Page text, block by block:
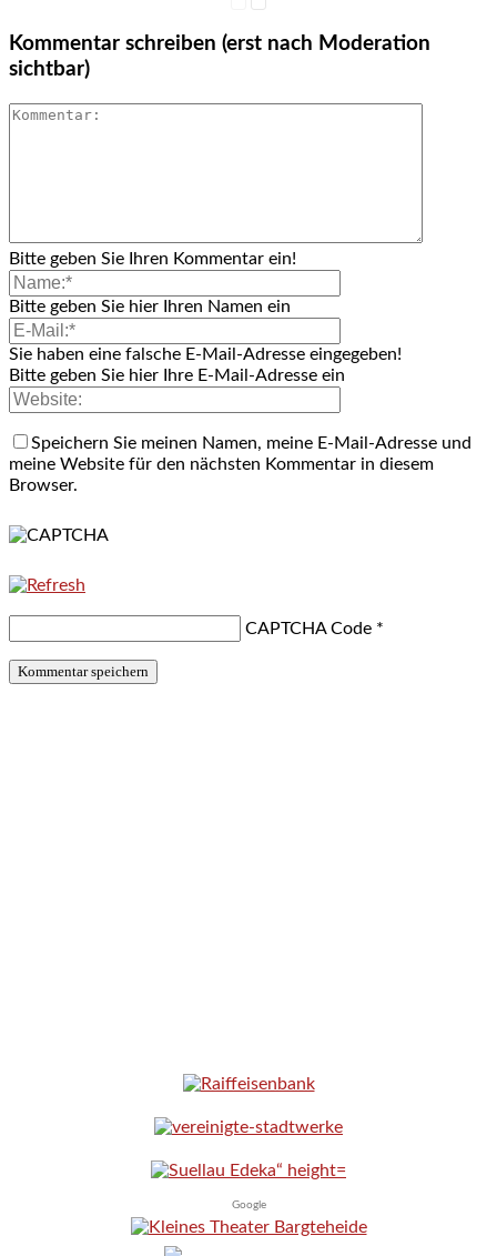
Kommentar schreiben (erst nach Moderation
sichtbar)
Bitte geben Sie Ihren Kommentar ein!
Bitte geben Sie hier Ihren Namen ein
Sie haben eine falsche E-Mail-Adresse eingegeben!
Bitte geben Sie hier Ihre E-Mail-Adresse ein
Speichern Sie meinen Namen, meine E-Mail-Adresse und
meine Website für den nächsten Kommentar in diesem
Browser.
CAPTCHA Code *
Google